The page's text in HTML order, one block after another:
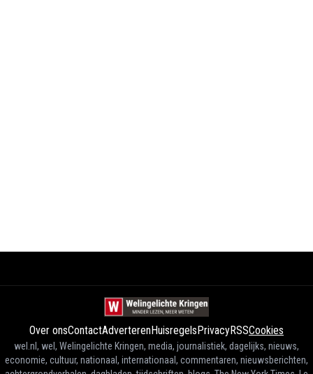
Over onsContactAdverterenHuisregelsPrivacyRSSCookies
wel.nl, wel, Welingelichte Kringen, media, journalistiek, dagelijks, nieuws,
economie, cultuur, nationaal, internationaal, commentaren, nieuwsberichten,